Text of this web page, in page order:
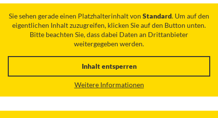
Sie sehen gerade einen Platzhalterinhalt von Standard. Um auf den
eigentlichen Inhalt zuzugreifen, klicken Sie auf den Button unten.
Bitte beachten Sie, dass dabei Daten an Drittanbieter
weitergegeben werden.
Inhalt entsperren
Weitere Informationen